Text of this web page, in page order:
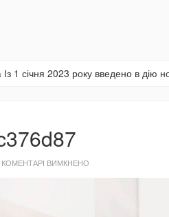
Із 1 січня 2023 року введено в дію
КОМЕНТАРІ ВИМКНЕНО